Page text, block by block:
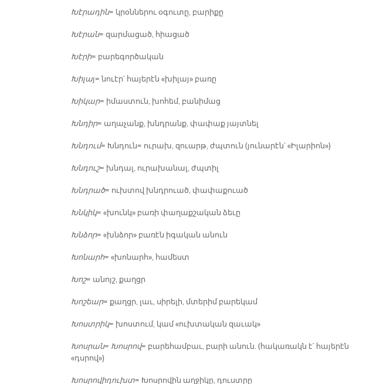
Խէ­րա­դին= կրօն­նե­րու օ­գու­տը, բա­րի­քը
Խէ­րան= զար­մա­ցած, հիա­ցած
Խէ­րի= բա­րե­գոր­ծա­կան
Խի­լայ= նուէր՝ հա­յե­րէն «խի­լայ» բա­ռը
Խի­կար= ի­մաս­տուն, խո­հեմ, բա­նի­մաց
Խնդիր= ա­ղա­չանք, խնդրանք, փա­փաք յայտ­նել
Խնդում= Խնդուն= ու­րախ, զուարթ, ժպտուն (յու­նա­րէն՝ «Ի­լա­րիոն»)
Խնդուշ= խնդալ, ու­րա­խա­նալ, ժպտիլ
Խնդրած= ուխ­տով խնդրուած, փա­փա­քուած
Խնկիկ= «խունկ» բա­ռի փա­ղաք­շա­կան ձե­ւը
Խնձոր= «խնձոր» բա­ռէն ի­գա­կան ա­նուն
Խո­նարհ= «խո­նարհ», հա­մեստ
Խոշ= ա­նոյշ, քաղցր
Խո­շեար= քաղցր, լաւ, սի­րե­լի, մտե­րիմ բա­րե­կամ
Խոստ­րիկ= խոս­տու­մ, կամ «ուխ­տա­կան զա­ւակ»
Խոս­րան= Խոս­րով= բա­րե­համ­բաւ, բա­րի ա­նուն. (հա­կա­ռակն է՝ հա­յե­րէն
«դսրով»)
Խոս­րո­վի­դուխտ= Խոս­րո­վին աղ­ջի­կը, դուստ­րը